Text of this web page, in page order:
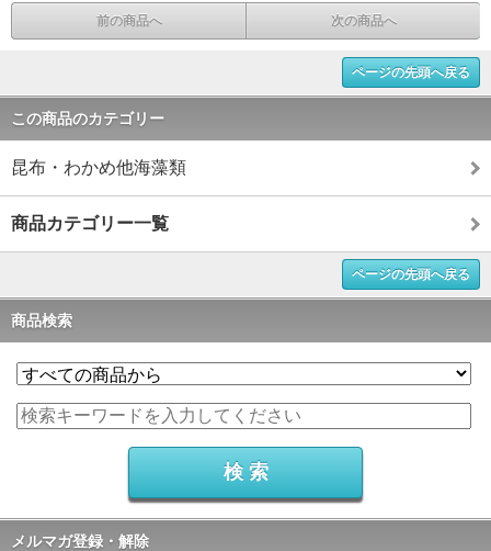
前の商品へ 次の商品へ
ページの先頭へ戻る
この商品のカテゴリー
昆布・わかめ他海藻類
商品カテゴリー一覧
ページの先頭へ戻る
商品検索
メルマガ登録・解除